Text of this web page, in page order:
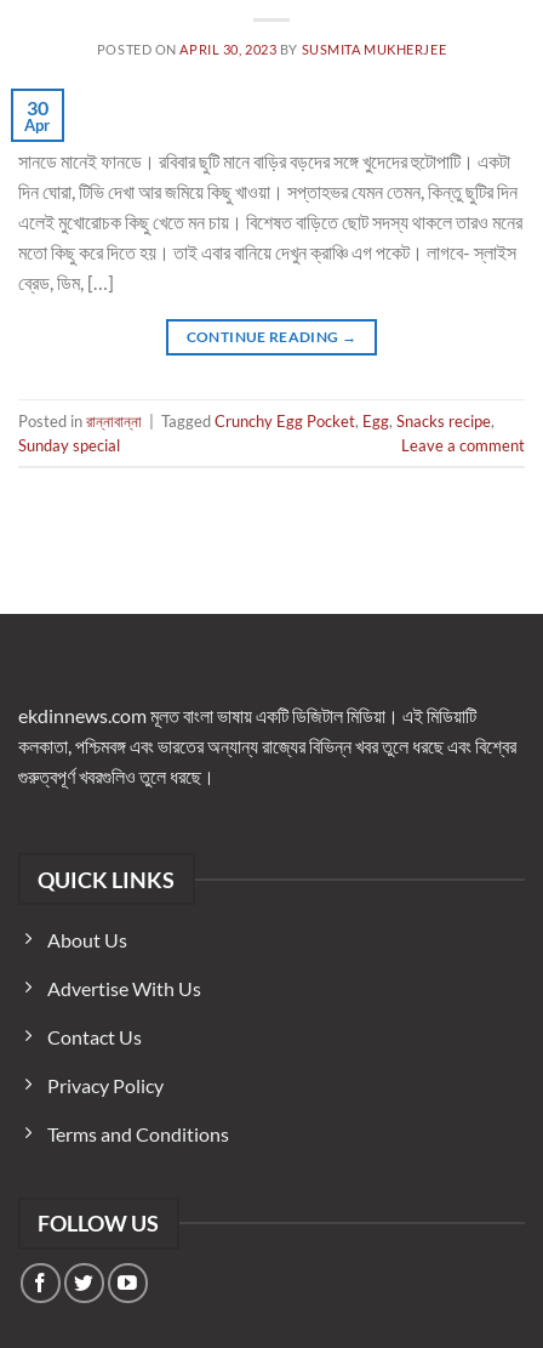
POSTED ONAPRIL 30, 2023 BY SUSMITA MUKHERJEE
30
Apr
সানডে মানেই ফানডে। রবিবার ছুটি মানে বাড়ির বড়দের সঙ্গে খুদেদের হুটোপাটি। একটা
দিন ঘোরা, টিভি দেখা আর জমিয়ে কিছু খাওয়া। সপ্তাহভর যেমন তেমন, কিন্তু ছুটির দিন
এলেই মুখোরোচক কিছু খেতে মন চায়। বিশেষত বাড়িতে ছোট সদস্য থাকলে তারও মনের
মতো কিছু করে দিতে হয়। তাই এবার বানিয়ে দেখুন ক্রাঞ্চি এগ পকেট। লাগবে- স্লাইস
ব্রেড, ডিম, […]
CONTINUE READING →
Posted inরান্নাবান্না TaggedCrunchy Egg Pocket, Egg, Snacks recipe,
Sunday special
Leave a comment
ekdinnews.com মূলত বাংলা ভাষায় একটি ডিজিটাল মিডিয়া। এই মিডিয়াটি
কলকাতা, পশ্চিমবঙ্গ এবং ভারতের অন্যান্য রাজ্যের বিভিন্ন খবর তুলে ধরছে এবং বিশ্বের
গুরুত্বপূর্ণ খবরগুলিও তুলে ধরছে।
QUICK LINKS
About Us
Advertise With Us
Contact Us
Privacy Policy
Terms and Conditions
FOLLOW US